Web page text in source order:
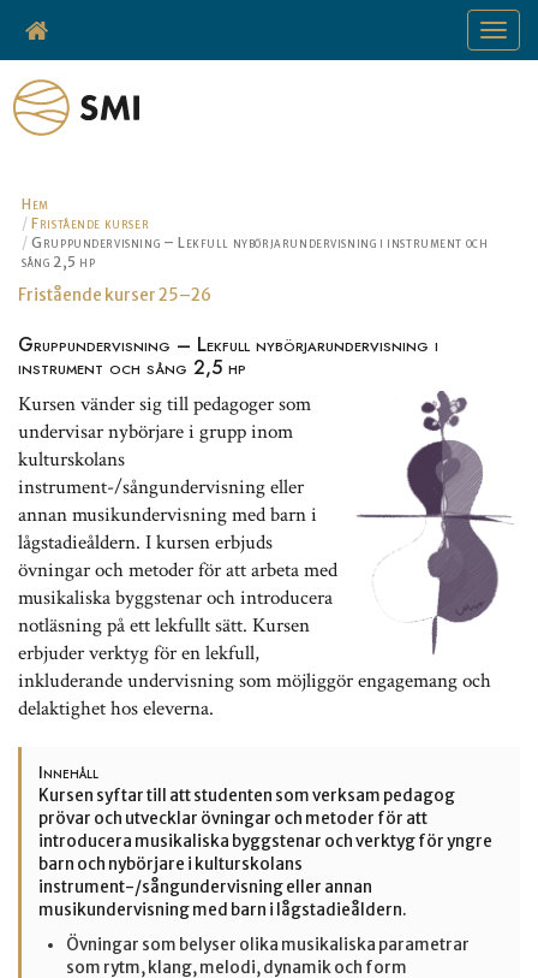
Toggle
Hem
Fristående kurser
Gruppundervisning – Lekfull nybörjarundervisning i instrument och
sång 2,5 hp
Fristående kurser 25–26
Gruppundervisning – Lekfull nybörjarundervisning i
instrument och sång 2,5 hp
Kursen vänder sig till pedagoger som
undervisar nybörjare i grupp inom
kulturskolans
instrument-/sångundervisning eller
annan musikundervisning med barn i
lågstadieåldern. I kursen erbjuds
övningar och metoder för att arbeta med
musikaliska byggstenar och introducera
notläsning på ett lekfullt sätt. Kursen
erbjuder verktyg för en lekfull,
inkluderande undervisning som möjliggör engagemang och
delaktighet hos eleverna.
Innehåll
Kursen syftar till att studenten som verksam pedagog
prövar och utvecklar övningar och metoder för att
introducera musikaliska byggstenar och verktyg för yngre
barn och nybörjare i kulturskolans
instrument-/sångundervisning eller annan
musikundervisning med barn i lågstadieåldern.
Övningar som belyser olika musikaliska parametrar
som rytm, klang, melodi, dynamik och form